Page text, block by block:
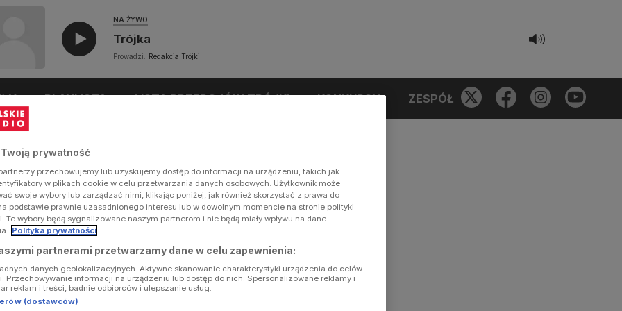
NA ŻYWO
Trójka
Prowadzi: Redakcja Trójki
PLAYLISTA LISTA PRZEBOJÓW TRÓJKI KONKURSY ZESPÓŁ
Twoją prywatność
przechowujemy lub uzyskujemy dostęp do informacji na urządzeniu, takich jak
w plikach cookie w celu przetwarzania danych osobowych. Użytkownik może
swoje wybory lub zarządzać nimi, klikając poniżej, jak również skorzystać z prawa do
podstawie prawnie uzasadnionego interesu lub w dowolnym momencie na stronie polityki
Te wybory będą sygnalizowane naszym partnerom i nie będą miały wpływu na dane
Polityka prywatności
partnerami przetwarzamy dane w celu zapewnienia:
danych geolokalizacyjnych. Aktywne skanowanie charakterystyki urządzenia do celów
Przechowywanie informacji na urządzeniu lub dostęp do nich. Spersonalizowane reklamy i
reklam i treści, badnie odbiorców i ulepszanie usług.
(dostawców)